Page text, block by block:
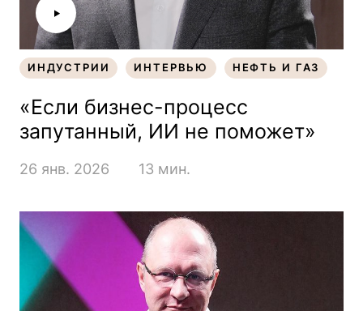
ИНДУСТРИИ
ИНТЕРВЬЮ
НЕФТЬ И ГАЗ
«Если бизнес-процесс
запутанный, ИИ не поможет»
26 янв. 2026 13 мин.